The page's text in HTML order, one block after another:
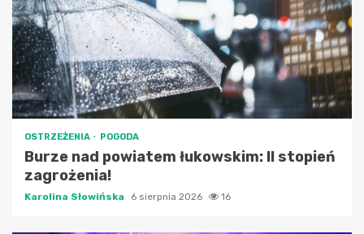
OSTRZEŻENIA POGODA
Burze nad powiatem łukowskim: II stopień
zagrożenia!
Karolina Słowińska 6 sierpnia 2026 16